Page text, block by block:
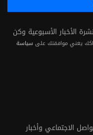
الأخبار الأسبوعية وكن
يعني موافقتك على سياسة
الاجتماعي وأخبار